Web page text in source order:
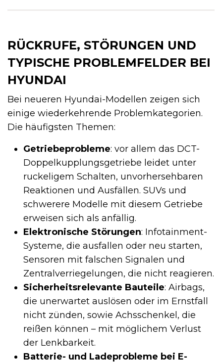
RÜCKRUFE, STÖRUNGEN UND
TYPISCHE PROBLEMFELDER BEI
HYUNDAI
Bei neueren Hyundai-Modellen zeigen sich
einige wiederkehrende Problemkategorien.
Die häufigsten Themen:
Getriebeprobleme: vor allem das DCT-
Doppelkupplungsgetriebe leidet unter
ruckeligem Schalten, unvorhersehbaren
Reaktionen und Ausfällen. SUVs und
schwerere Modelle mit diesem Getriebe
erweisen sich als anfällig.
Elektronische Störungen: Infotainment-
Systeme, die ausfallen oder neu starten,
Sensoren mit falschen Signalen und
Zentralverriegelungen, die nicht reagieren.
Sicherheitsrelevante Bauteile: Airbags,
die unerwartet auslösen oder im Ernstfall
nicht zünden, sowie Achsschenkel, die
reißen können – mit möglichem Verlust
der Lenkbarkeit.
Batterie- und Ladeprobleme bei E-